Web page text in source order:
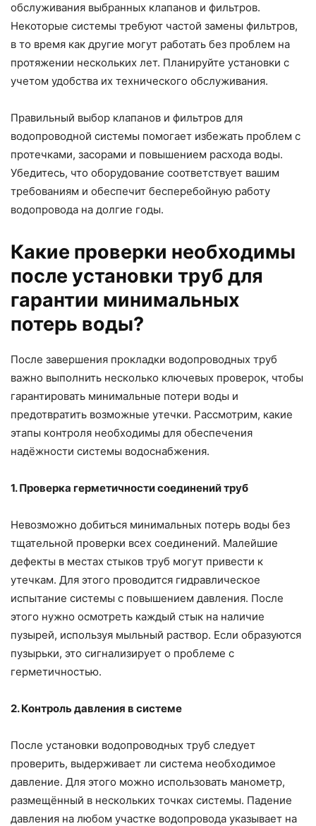
обслуживания выбранных клапанов и фильтров.
Некоторые системы требуют частой замены фильтров,
в то время как другие могут работать без проблем на
протяжении нескольких лет. Планируйте установки с
учетом удобства их технического обслуживания.
Правильный выбор клапанов и фильтров для
водопроводной системы помогает избежать проблем с
протечками, засорами и повышением расхода воды.
Убедитесь, что оборудование соответствует вашим
требованиям и обеспечит бесперебойную работу
водопровода на долгие годы.
Какие проверки необходимы
после установки труб для
гарантии минимальных
потерь воды?
После завершения прокладки водопроводных труб
важно выполнить несколько ключевых проверок, чтобы
гарантировать минимальные потери воды и
предотвратить возможные утечки. Рассмотрим, какие
этапы контроля необходимы для обеспечения
надёжности системы водоснабжения.
1. Проверка герметичности соединений труб
Невозможно добиться минимальных потерь воды без
тщательной проверки всех соединений. Малейшие
дефекты в местах стыков труб могут привести к
утечкам. Для этого проводится гидравлическое
испытание системы с повышением давления. После
этого нужно осмотреть каждый стык на наличие
пузырей, используя мыльный раствор. Если образуются
пузырьки, это сигнализирует о проблеме с
герметичностью.
2. Контроль давления в системе
После установки водопроводных труб следует
проверить, выдерживает ли система необходимое
давление. Для этого можно использовать манометр,
размещённый в нескольких точках системы. Падение
давления на любом участке водопровода указывает на